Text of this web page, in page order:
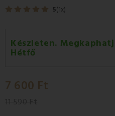
5(1x)
Készleten.
Hétfő
Kedd 11.08
7 600 Ft